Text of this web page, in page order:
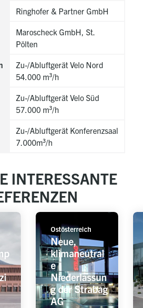
Ringhofer & Partner GmbH
Maroscheck GmbH, St.
Pölten
Zu-/Abluftgerät Velo Nord
54.000 m³/h
Zu-/Abluftgerät Velo Süd
57.000 m³/h
Zu-/Abluftgerät Konferenzsaal
7.000m³/h
INTERESSANTE
Ostösterreich
Neue,
klimaneutral
e
Niederlassun
g der Strabag
AG